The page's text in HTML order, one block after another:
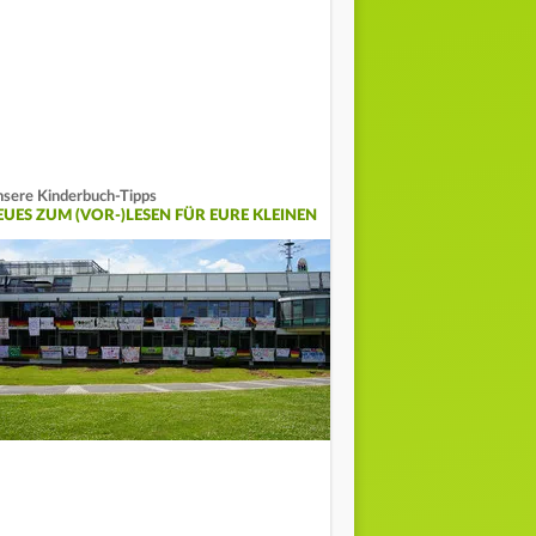
Kinderbuch-Tipps
ZUM (VOR-)LESEN FÜR EURE KLEINEN